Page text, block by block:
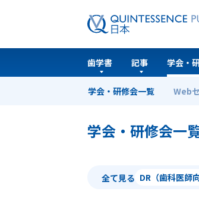
歯学書 記事 学会・
学会・研修会一覧 Web
ホーム 学会・研修会一覧
学会・研修会一
全て見る DR（歯科医師